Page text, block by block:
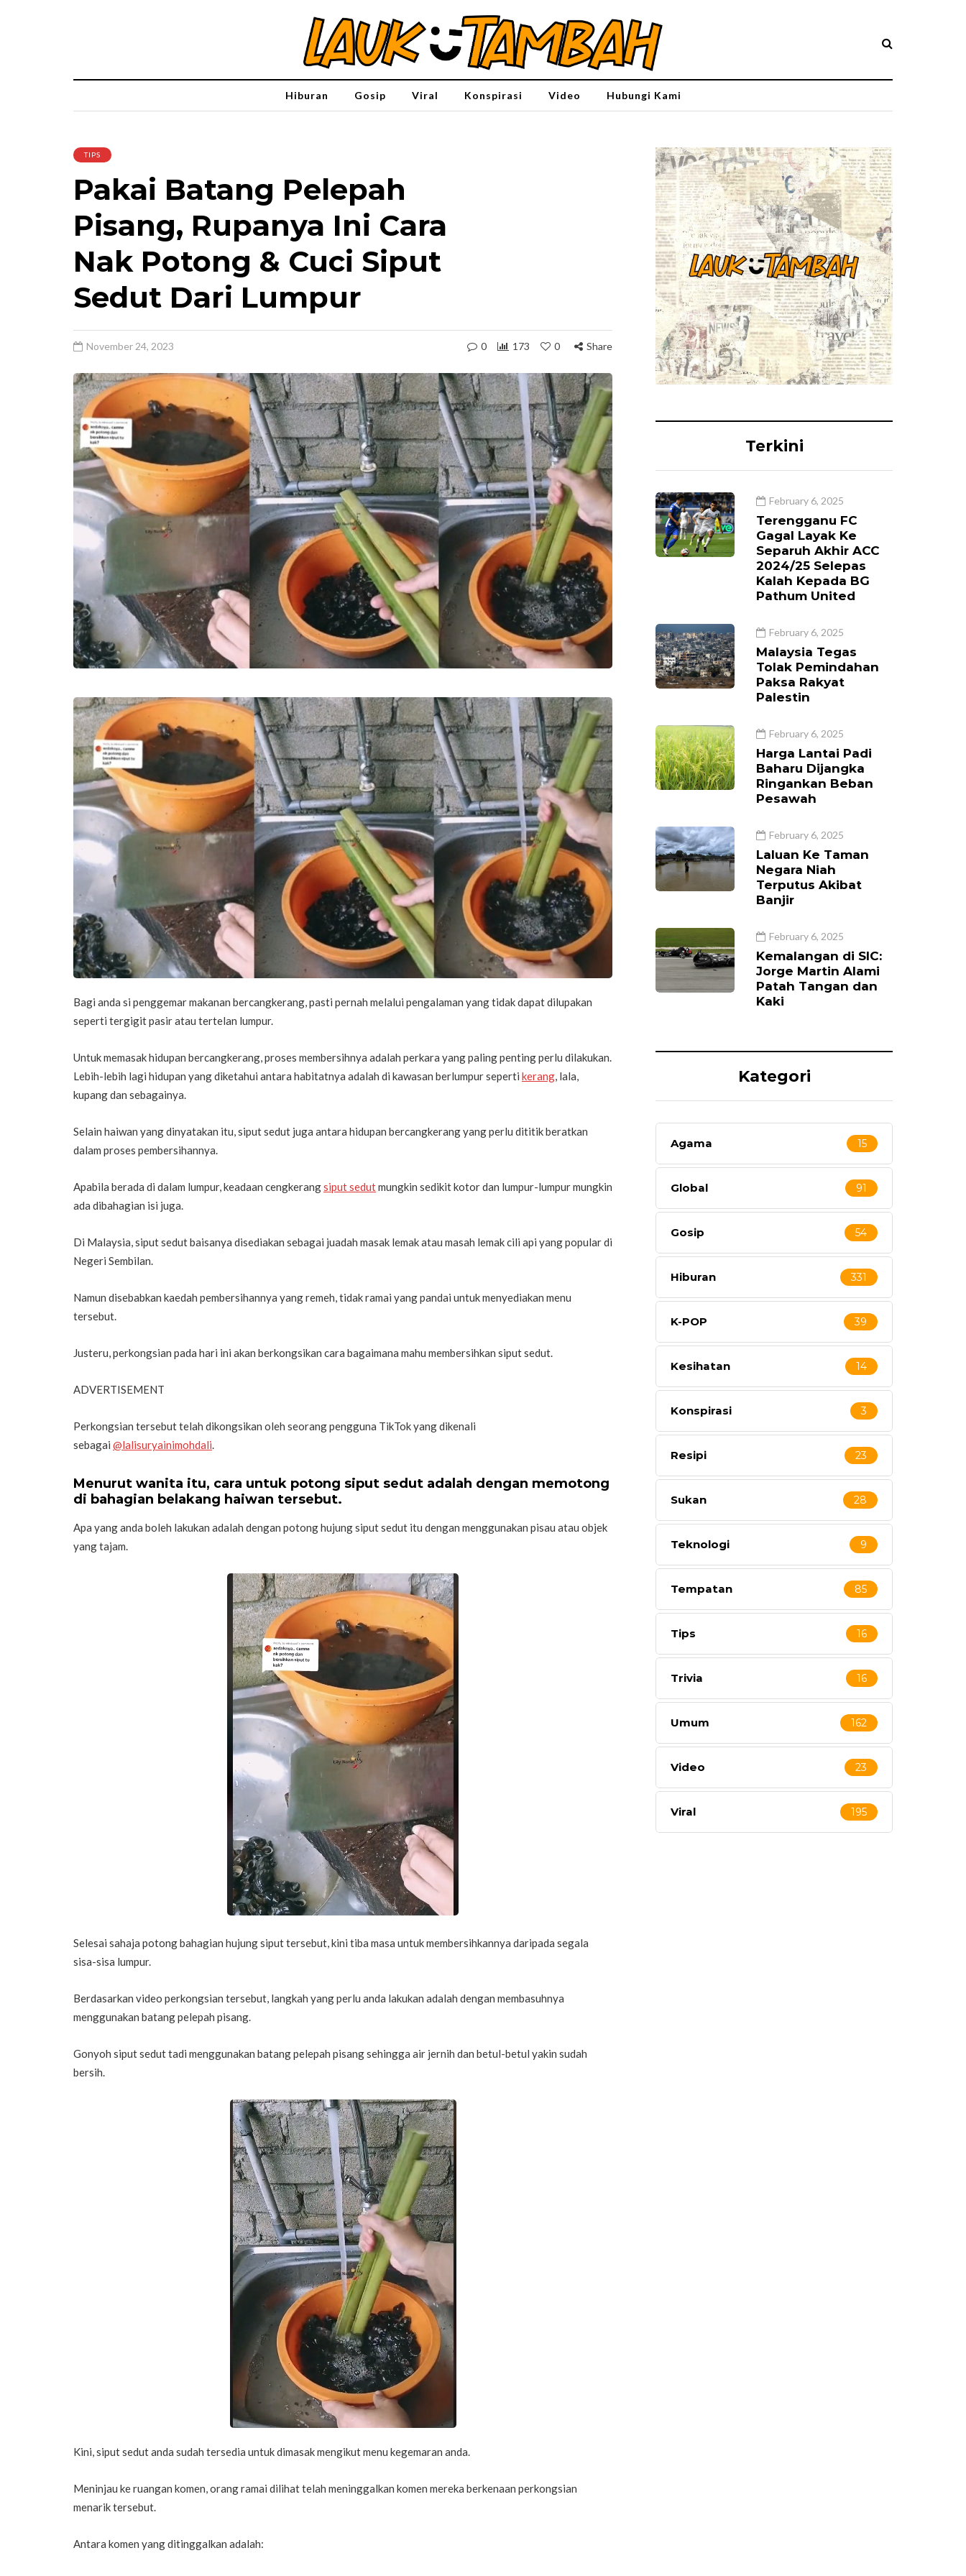
Hiburan Gosip Viral Konspirasi Video Hubungi Kami
TIPS
Pakai Batang Pelepah
Pisang, Rupanya Ini Cara
Nak Potong & Cuci Siput
Sedut Dari Lumpur
November 24, 2023 0 173 0 Share
Bagi anda si penggemar makanan bercangkerang, pasti pernah melalui pengalaman yang tidak dapat dilupakan
seperti tergigit pasir atau tertelan lumpur.
Untuk memasak hidupan bercangkerang, proses membersihnya adalah perkara yang paling penting perlu dilakukan.
Lebih-lebih lagi hidupan yang diketahui antara habitatnya adalah di kawasan berlumpur seperti kerang , lala,
kupang dan sebagainya.
Selain haiwan yang dinyatakan itu, siput sedut juga antara hidupan bercangkerang yang perlu dititik beratkan
dalam proses pembersihannya.
Apabila berada di dalam lumpur, keadaan cengkerangsiput sedutmungkin sedikit kotor dan lumpur-lumpur mungkin
ada dibahagian isi juga.
Di Malaysia, siput sedut baisanya disediakan sebagai juadah masak lemak atau masah lemak cili api yang popular di
Negeri Sembilan.
Namun disebabkan kaedah pembersihannya yang remeh, tidak ramai yang pandai untuk menyediakan menu
tersebut.
Justeru, perkongsian pada hari ini akan berkongsikan cara bagaimana mahu membersihkan siput sedut.
ADVERTISEMENT
Perkongsian tersebut telah dikongsikan oleh seorang pengguna TikTok yang dikenali
sebagai @lalisuryainimohdali
Menurut wanita itu, cara untuk potong siput sedut adalah dengan memotong
di bahagian belakang haiwan tersebut.
Apa yang anda boleh lakukan adalah dengan potong hujung siput sedut itu dengan menggunakan pisau atau objek
yang tajam.
Selesai sahaja potong bahagian hujung siput tersebut, kini tiba masa untuk membersihkannya daripada segala
sisa-sisa lumpur.
Berdasarkan video perkongsian tersebut, langkah yang perlu anda lakukan adalah dengan membasuhnya
menggunakan batang pelepah pisang.
Gonyoh siput sedut tadi menggunakan batang pelepah pisang sehingga air jernih dan betul-betul yakin sudah
bersih.
Kini, siput sedut anda sudah tersedia untuk dimasak mengikut menu kegemaran anda.
Meninjau ke ruangan komen, orang ramai dilihat telah meninggalkan komen mereka berkenaan perkongsian
menarik tersebut.
Antara komen yang ditinggalkan adalah:
Terkini
February 6, 2025
Terengganu FC
Gagal Layak Ke
Separuh Akhir ACC
2024/25 Selepas
Kalah Kepada BG
Pathum United
February 6, 2025
Malaysia Tegas
Tolak Pemindahan
Paksa Rakyat
Palestin
February 6, 2025
Harga Lantai Padi
Baharu Dijangka
Ringankan Beban
Pesawah
February 6, 2025
Laluan Ke Taman
Negara Niah
Terputus Akibat
Banjir
February 6, 2025
Kemalangan di SIC:
Jorge Martin Alami
Patah Tangan dan
Kaki
Kategori
Agama 15
Global 91
Gosip 54
Hiburan 331
K-POP 39
Kesihatan 14
Konspirasi 3
Resipi 23
Sukan 28
Teknologi 9
Tempatan 85
Tips 16
Trivia 16
Umum 162
Video 23
Viral 195